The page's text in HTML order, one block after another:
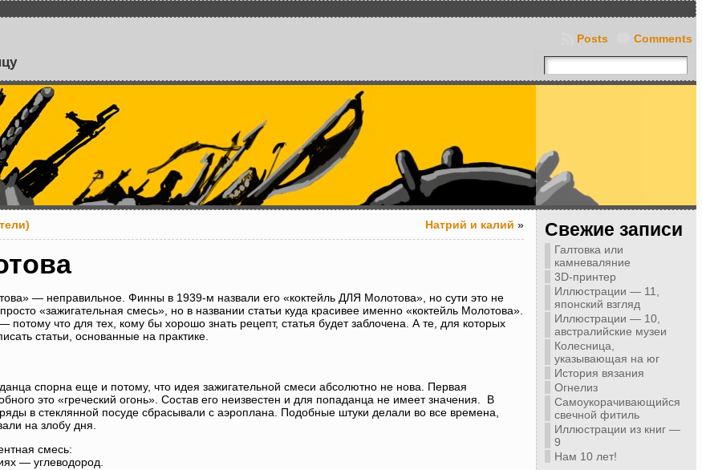
Comments
Posts
Натрий и калий »
— неправильное. Финны в 1939-м назвали его «коктейль ДЛЯ Молотова», но сути это не
«зажигательная смесь», но в названии статьи куда красивее именно «коктейль Молотова».
потому что для тех, кому бы хорошо знать рецепт, статья будет заблочена. А те, для которых
статьи, основанные на практике.
спорна еще и потому, что идея зажигательной смеси абсолютно не нова. Первая
это «греческий огонь». Состав его неизвестен и для попаданца не имеет значения. В
в стеклянной посуде сбрасывали с аэроплана. Подобные штуки делали во все времена,
на злобу дня.
смесь:
— углеводород.
Свежие записи
Галтовка или
камневаляние
3D-принтер
Иллюстрации — 11,
японский взгляд
Иллюстрации — 10,
австралийские музеи
Колесница,
указывающая на юг
История вязания
Огнелиз
Самоукорачивающийся
свечной фитиль
Иллюстрации из книг —
9
Нам 10 лет!